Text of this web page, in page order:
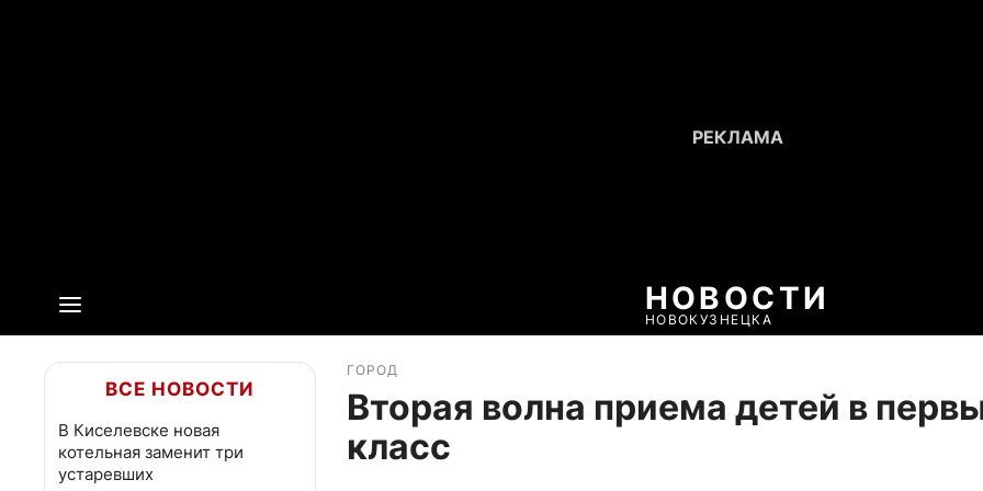
НОВОСТИ
НОВОКУЗНЕЦКА
ВСЕ НОВОСТИ
В Киселевске новая
котельная заменит три
устаревших
ГОРОД
Вторая волна приема детей в
класс